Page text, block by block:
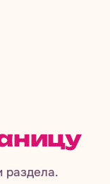
раздела.